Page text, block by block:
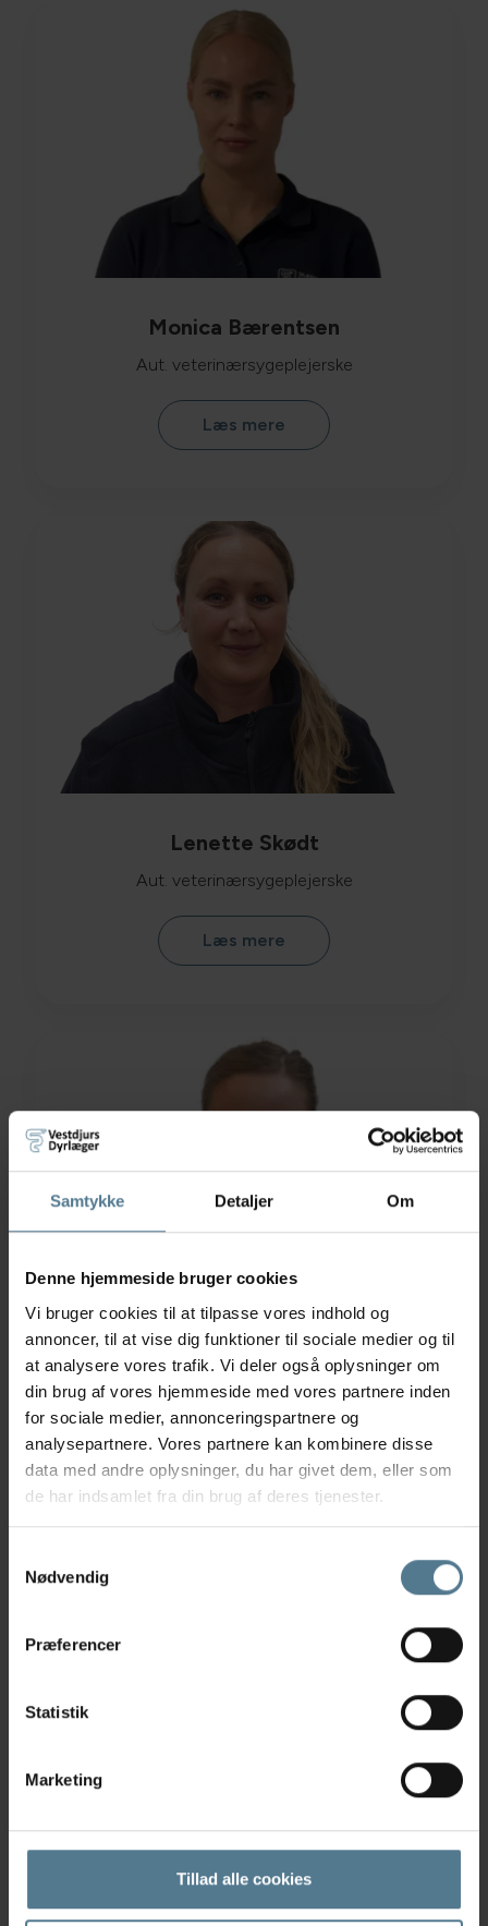
Samtykke Detaljer Om
Denne hjemmeside bruger cookies
Vi bruger cookies til at tilpasse vores indhold og
annoncer, til at vise dig funktioner til sociale medier og til
at analysere vores trafik. Vi deler også oplysninger om
din brug af vores hjemmeside med vores partnere inden
for sociale medier, annonceringspartnere og
analysepartnere. Vores partnere kan kombinere disse
data med andre oplysninger, du har givet dem, eller som
de har indsamlet fra din brug af deres tjenester.
Nødvendig
Præferencer
Statistik
Marketing
Tillad alle cookies
Monica Bærentsen
Aut. veterinærsygeplejerske
Læs mere
Lenette Skødt
Aut. veterinærsygeplejerske
Læs mere
Trine Rasmussen
Veterinærsygeplejerskeelev
Læs mere
Katharina Kull
Veterinærsygeplejerskeelev